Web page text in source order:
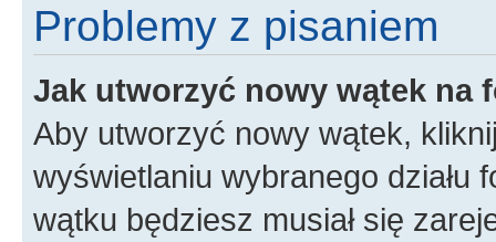
Problemy z pisaniem
Jak utworzyć nowy wątek na
Aby utworzyć nowy wątek,
wyświetlaniu wybranego działu
wątku będziesz musiał się